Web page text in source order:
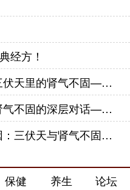
经方！
手指头尖麻木挂什么科室，三伏天里的肾气不固——肾合jjn
左手手指头麻木怎么回事，肾气不固的深层对话——肾合jjn
女性睡到半夜手麻是什么原因：三伏天与肾气不固的深层对话
保健 养生
论坛